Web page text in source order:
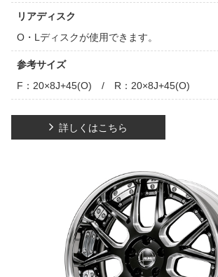
リアディスク
O・Lディスクが使用できます。
参考サイズ
F：20×8J+45(O) / R：20×8J+45(O)
詳しくはこちら